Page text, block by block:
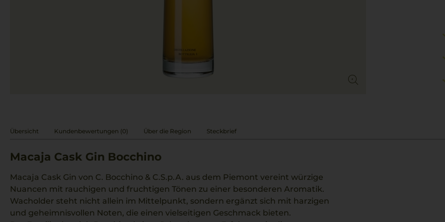
Übersicht Kundenbewertungen (0) Über die Region Steckbrief
Macaja Cask Gin Bocchino
Macaja Cask Gin von C. Bocchino & C.S.p.A. aus dem Piemont vereint würzige
Nuancen mit rauchigen und fruchtigen Tönen zu einer besonderen Aromatik.
Wacholder steht nicht allein im Mittelpunkt, sondern ergänzt sich mit harzigen
und geheimnisvollen Noten, die einen vielseitigen Geschmack bieten.